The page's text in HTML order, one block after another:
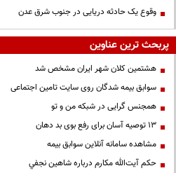
وقوع یک حادثه دریایی در جنوب شرق عدن
پربحث ترین عناوین
هشتمین کلان شهر ایران مشخص شد
سوابق بیمه شدگان روی سایت تامین اجتماعی
همجنس گرایی در شبکه من و تو
13 توصیه آسان برای رفع بوی بد دهان
مشاهده سامانه آنلاين سوابق بیمه
حكم آيت‌الله مكارم درباره شاهين نجفي